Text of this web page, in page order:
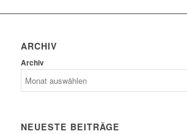
ARCHIV
Archiv
NEUESTE BEITRÄGE